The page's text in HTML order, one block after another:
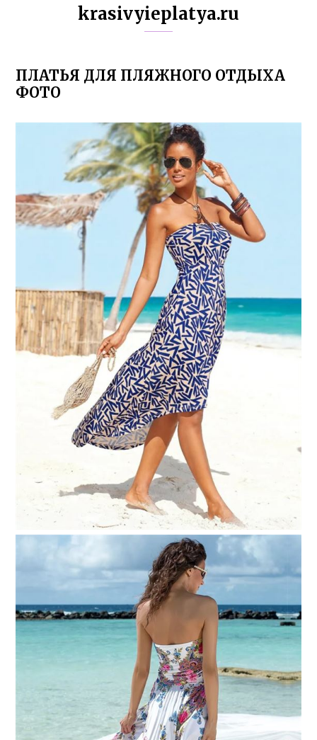
krasivyieplatya.ru
ПЛАТЬЯ ДЛЯ ПЛЯЖНОГО ОТДЫХА
ФОТО